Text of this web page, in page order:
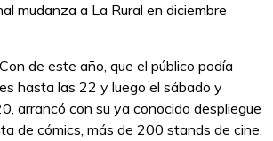
mudanza a La Rural en diciembre
de este año, que el público podía
hasta las 22 y luego el sábado y
arrancó con su ya conocido despliegue
de cómics, más de 200 stands de cine,